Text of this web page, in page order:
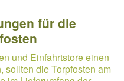
für die
und Einfahrtstore einen
sollten die Torpfosten am